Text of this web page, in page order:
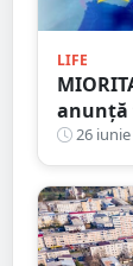
LIFE
anunță
26